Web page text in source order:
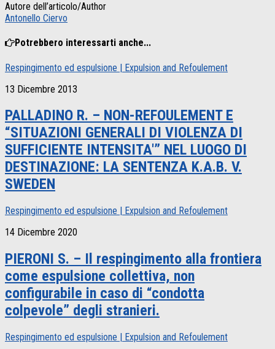
Autore dell’articolo/Author
Antonello Ciervo
Potrebbero interessarti anche...
Respingimento ed espulsione | Expulsion and Refoulement
13 Dicembre 2013
PALLADINO R. – NON-REFOULEMENT E
“SITUAZIONI GENERALI DI VIOLENZA DI
SUFFICIENTE INTENSITA'” NEL LUOGO DI
DESTINAZIONE: LA SENTENZA K.A.B. V.
SWEDEN
Respingimento ed espulsione | Expulsion and Refoulement
14 Dicembre 2020
PIERONI S. – Il respingimento alla frontiera
come espulsione collettiva, non
configurabile in caso di “condotta
colpevole” degli stranieri.
Respingimento ed espulsione | Expulsion and Refoulement